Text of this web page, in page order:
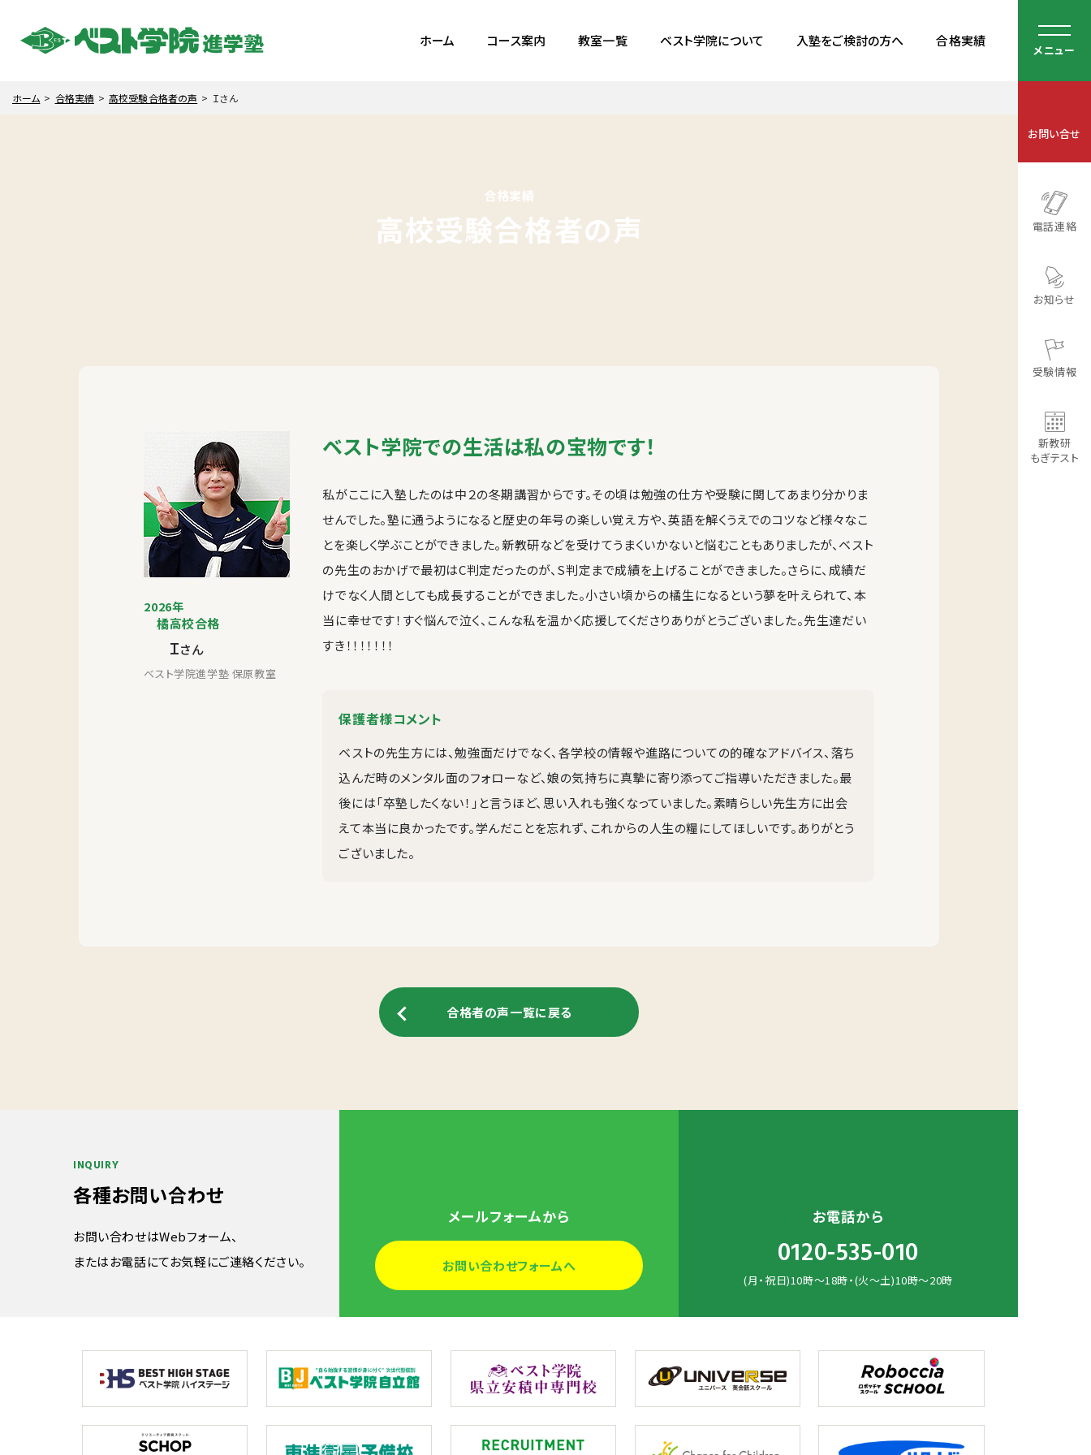
ホーム コース案内 教室一覧 ベスト学院について 入塾をご検討の方へ 合格実績
お問い合せ
メニュー
電話連絡
お知らせ
受験情報
新教研
もぎテスト
ホーム 合格実績 高校受験合格者の声 Ｉさん
合格実績
高校受験合格者の声
2026年
橘高校合格
Ｉさん
ベスト学院進学塾 保原教室
ベスト学院での生活は私の宝物です！
私がここに入塾したのは中２の冬期講習からです。その頃は勉強の仕方や受験に関してあまり分かりま
せんでした。塾に通うようになると歴史の年号の楽しい覚え方や、英語を解くうえでのコツなど様々なこ
とを楽しく学ぶことができました。新教研などを受けてうまくいかないと悩むこともありましたが、ベスト
の先生のおかげで最初はC判定だったのが、S判定まで成績を上げることができました。さらに、成績だ
けでなく人間としても成長することができました。小さい頃からの橘生になるという夢を叶えられて、本
当に幸せです！すぐ悩んで泣く、こんな私を温かく応援してくださりありがとうございました。先生達だい
すき！！！！！！！
保護者様コメント
ベストの先生方には、勉強面だけでなく、各学校の情報や進路についての的確なアドバイス、落ち
込んだ時のメンタル面のフォローなど、娘の気持ちに真摯に寄り添ってご指導いただきました。最
後には「卒塾したくない！」と言うほど、思い入れも強くなっていました。素晴らしい先生方に出会
えて本当に良かったです。学んだことを忘れず、これからの人生の糧にしてほしいです。ありがとう
ございました。
合格者の声一覧に戻る
INQUIRY
各種お問い合わせ
お問い合わせはWebフォーム、
またはお電話にてお気軽にご連絡ください。
メールフォームから
お問い合わせフォームへ
お電話から
0120-535-010
(月・祝日)10時～18時・(火～土)10時～20時